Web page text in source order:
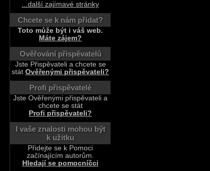
...další zajímavé stránky
Chcete se k nám přidat?
Toto může být i váš web.
Máte zájem?
Ověřování přispěvatelů
Jste Přispěvateli a chcete se
stát Ověřenými přispěvateli?
Profi přispěvatelé
Jste Ověřenými přispěvateli a
chcete se stát
Profi přispěvateli?
I vaše znalosti mohou být
k užitku
Přidejte se k Pomoci
začínajícím autorům.
Hledají se pomocníčci